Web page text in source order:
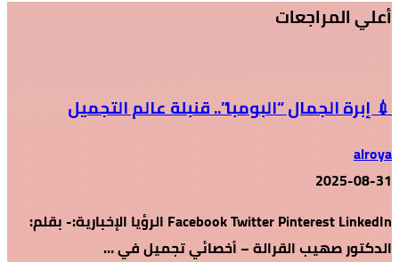
أعلي المراجعات
💉 إبرة الجمال “البومبا”.. قنبلة عالم التجميل
alroya
2025-08-31
Facebook Twitter Pinterest LinkedIn الرؤيا الإخبارية:- بقلم:
الدكتور صهيب القرالة – أخصائي تجميل في …